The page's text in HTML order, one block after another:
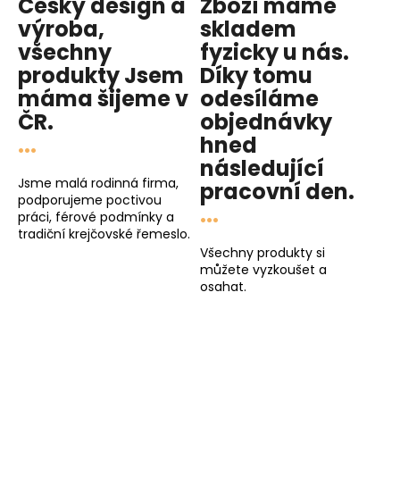
Český design a
výroba,
všechny
produktyJsem
mámašijeme v
ČR.
...
Jsme malá rodinná firma,
podporujeme poctivou
práci, férové podmínky a
tradiční krejčovské řemeslo.
Zboží máme
skladem
fyzicky u nás.
Díky tomu
odesíláme
objednávky
hned
následující
pracovní den.
...
Všechny produkty si
můžete vyzkoušet a
osahat.